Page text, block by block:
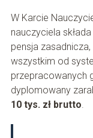
W Karcie
nauczyciela
pensja
wszystkim od
przepracowanych
dyplomowany
10 tys. zł brutto.